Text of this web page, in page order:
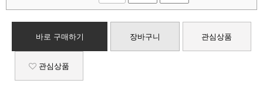
바로 구매하기 장바구니 관심상품
관심상품